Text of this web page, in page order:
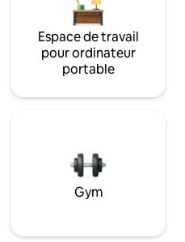
Espace de travail
pour ordinateur
portable
Gym